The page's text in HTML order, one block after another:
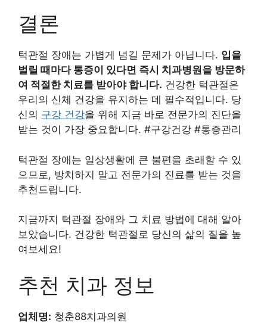
결론
턱관절 장애는 가볍게 넘길 문제가 아닙니다. 입을
벌릴 때마다 통증이 있다면 즉시 치과병원을 방문하
여 적절한 치료를 받아야 합니다. 건강한 턱관절은
우리의 신체 건강을 유지하는 데 필수적입니다. 당
신의 구강 건강을 위해 지금 바로 전문가의 진단을
받는 것이 가장 중요합니다. #구강건강 #통증관리
턱관절 장애는 일상생활에 큰 불편을 초래할 수 있
으므로, 방치하지 말고 전문가의 진료를 받는 것을
추천드립니다.
지금까지 턱관절 장애와 그 치료 방법에 대해 알아
보았습니다. 건강한 턱관절로 당신의 삶의 질을 높
여보세요!
추천 치과 정보
업체명: 청춘88치과의원